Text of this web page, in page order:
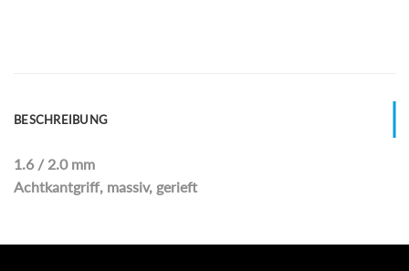
BESCHREIBUNG
1.6 / 2.0 mm
Achtkantgriff, massiv, gerieft